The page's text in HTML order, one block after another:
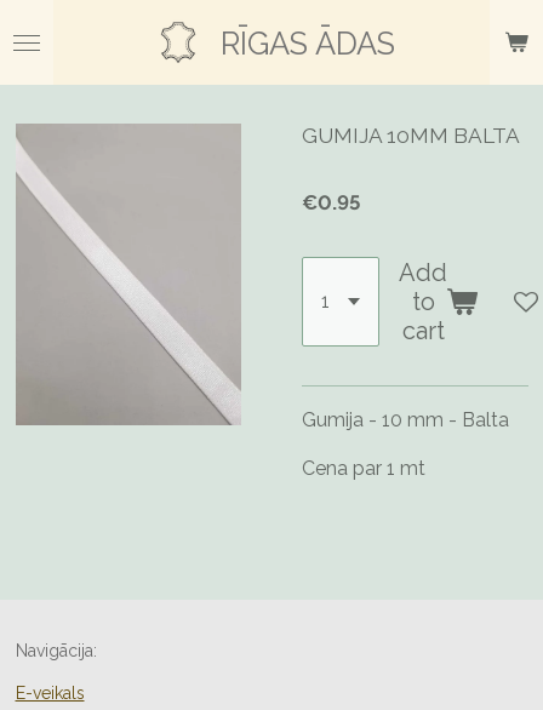
to
main
RĪGAS ĀDAS
GUMIJA 10MM BALTA
€0.95
Add
to
cart
Gumija - 10 mm - Balta
Cena par 1 mt
Navigācija:
E-veikals